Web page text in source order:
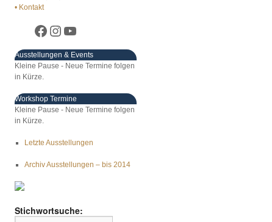
• Kontakt
Ausstellungen & Events
Kleine Pause - Neue Termine folgen
in Kürze.
Workshop Termine
Kleine Pause - Neue Termine folgen
in Kürze.
Letzte Ausstellungen
Archiv Ausstellungen – bis 2014
Stichwortsuche: